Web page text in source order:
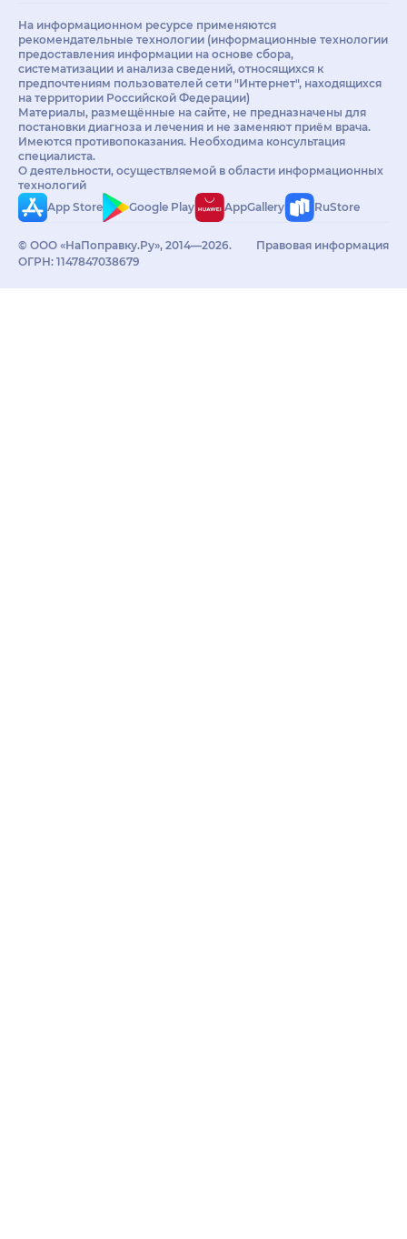
На информационном ресурсе применяются
рекомендательные технологии (информационные технологии
предоставления информации на основе сбора,
систематизации и анализа сведений, относящихся к
предпочтениям пользователей сети "Интернет", находящихся
на территории Российской Федерации)
Материалы, размещённые на сайте, не предназначены для
постановки диагноза и лечения и не заменяют приём врача.
Имеются противопоказания. Необходима консультация
специалиста.
О деятельности, осуществляемой в области информационных
технологий
App Store
Google Play AppGallery RuStore
© ООО «НаПоправку.Ру», 2014—2026.
ОГРН: 1147847038679
Правовая информация